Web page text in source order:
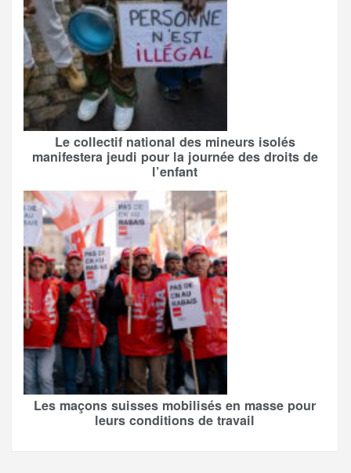
Le collectif national des mineurs isolés
manifestera jeudi pour la journée des droits de
l’enfant
Les maçons suisses mobilisés en masse pour
leurs conditions de travail